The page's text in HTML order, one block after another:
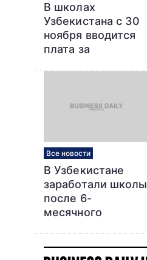
В школах
Узбекистана с 30
ноября вводится
плата за
Все новости
В Узбекистане
заработали школы
после 6-
месячного